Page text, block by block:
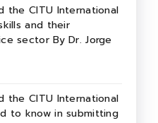
the CITU International
and their
sector By Dr. Jorge
the CITU International
to know in submitting